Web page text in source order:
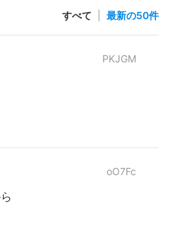
すべて 最新の50件
PKJGM
oO7Fc